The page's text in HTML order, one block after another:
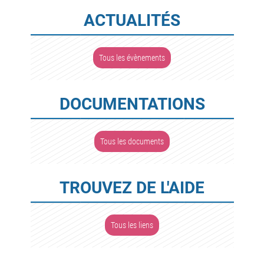
ACTUALITÉS
Tous les évènements
DOCUMENTATIONS
Tous les documents
TROUVEZ DE L'AIDE
Tous les liens